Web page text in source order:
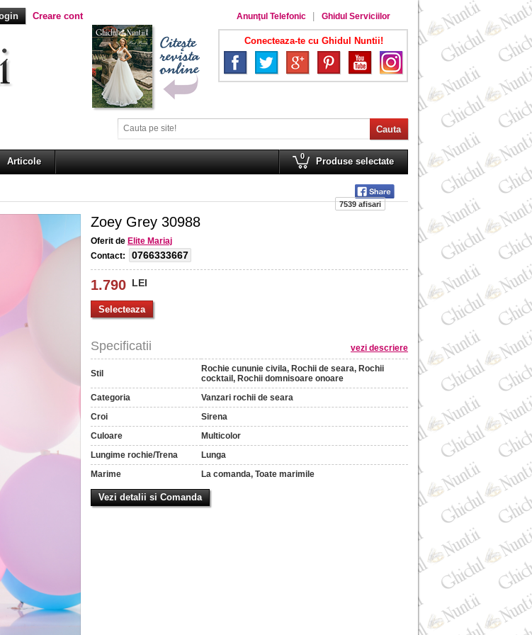
Creare cont Anunţul Telefonic Ghidul Serviciilor
Conecteaza-te cu Ghidul Nuntii!
0 Produse selectate
Articole
7539 afisari
Zoey Grey 30988
Oferit de Elite Mariaj
Contact:
0766333667
1.790 LEI
Specificatii vezi descriere
Stil
Rochie cununie civila, Rochii de seara, Rochii
cocktail, Rochii domnisoare onoare
Categoria
Vanzari rochii de seara
Croi
Sirena
Culoare
Multicolor
Lungime rochie/Trena
Lunga
Marime
La comanda, Toate marimile
Vezi detalii si Comanda